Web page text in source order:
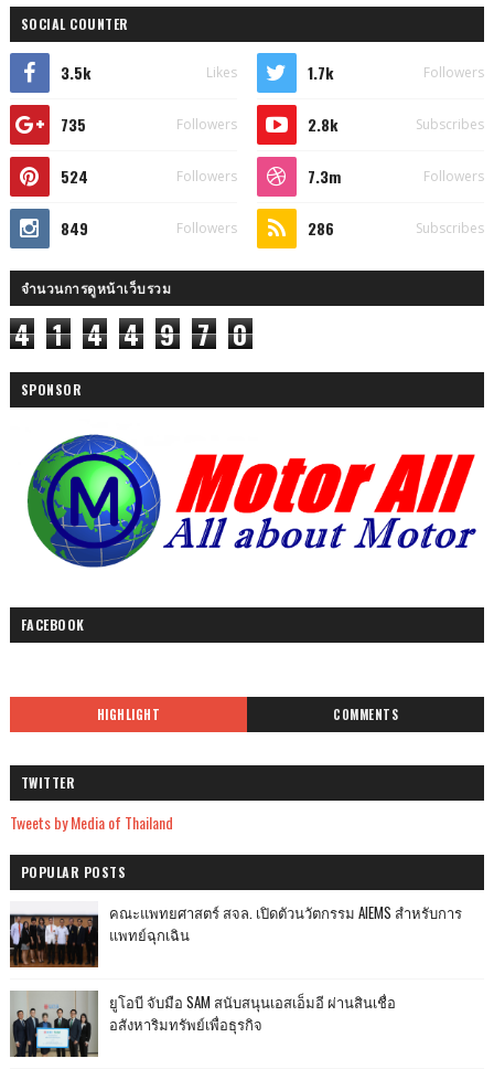
SOCIAL COUNTER
3.5k Likes 1.7k Followers
735 Followers 2.8k Subscribes
524 Followers 7.3m Followers
849 Followers 286 Subscribes
จำนวนการดูหน้าเว็บรวม
4 1 4 4 9 7 0
SPONSOR
FACEBOOK
HIGHLIGHT COMMENTS
TWITTER
Tweets by Media of Thailand
POPULAR POSTS
คณะแพทยศาสตร์ สจล. เปิดตัวนวัตกรรม AIEMS สำหรับการ
แพทย์ฉุกเฉิน
ยูโอบี จับมือ SAM สนับสนุนเอสเอ็มอี ผ่านสินเชื่อ
อสังหาริมทรัพย์เพื่อธุรกิจ